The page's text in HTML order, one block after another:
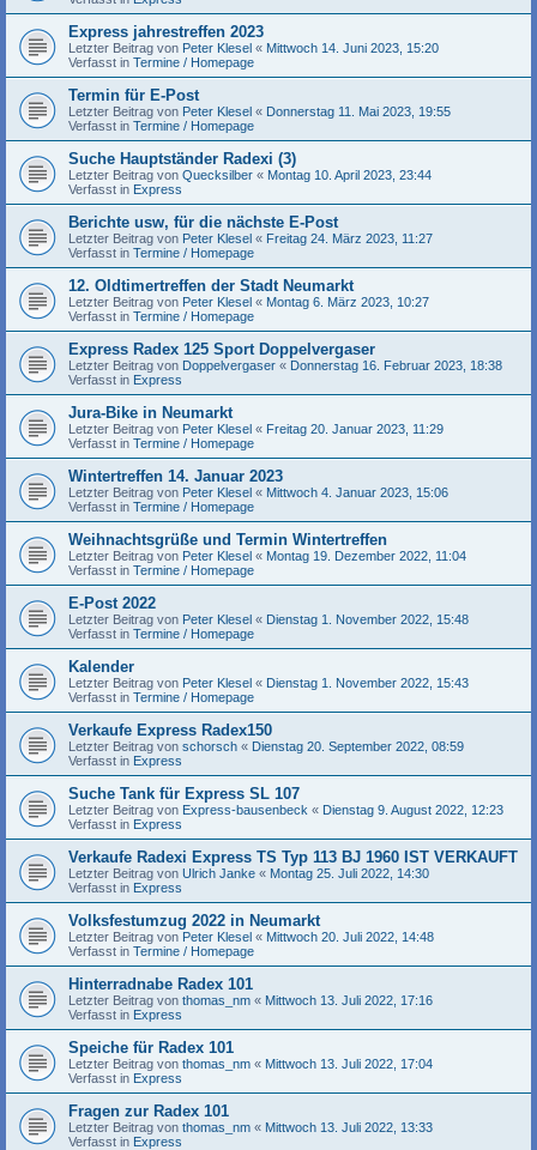
Express jahrestreffen 2023
Letzter Beitrag von Peter Klesel « Mittwoch 14. Juni 2023, 15:20
Verfasst in Termine / Homepage
Termin für E-Post
Letzter Beitrag von Peter Klesel « Donnerstag 11. Mai 2023, 19:55
Verfasst in Termine / Homepage
Suche Hauptständer Radexi (3)
Letzter Beitrag von Quecksilber « Montag 10. April 2023, 23:44
Verfasst in Express
Berichte usw, für die nächste E-Post
Letzter Beitrag von Peter Klesel « Freitag 24. März 2023, 11:27
Verfasst in Termine / Homepage
12. Oldtimertreffen der Stadt Neumarkt
Letzter Beitrag von Peter Klesel « Montag 6. März 2023, 10:27
Verfasst in Termine / Homepage
Express Radex 125 Sport Doppelvergaser
Letzter Beitrag von Doppelvergaser « Donnerstag 16. Februar 2023, 18:38
Verfasst in Express
Jura-Bike in Neumarkt
Letzter Beitrag von Peter Klesel « Freitag 20. Januar 2023, 11:29
Verfasst in Termine / Homepage
Wintertreffen 14. Januar 2023
Letzter Beitrag von Peter Klesel « Mittwoch 4. Januar 2023, 15:06
Verfasst in Termine / Homepage
Weihnachtsgrüße und Termin Wintertreffen
Letzter Beitrag von Peter Klesel « Montag 19. Dezember 2022, 11:04
Verfasst in Termine / Homepage
E-Post 2022
Letzter Beitrag von Peter Klesel « Dienstag 1. November 2022, 15:48
Verfasst in Termine / Homepage
Kalender
Letzter Beitrag von Peter Klesel « Dienstag 1. November 2022, 15:43
Verfasst in Termine / Homepage
Verkaufe Express Radex150
Letzter Beitrag von schorsch « Dienstag 20. September 2022, 08:59
Verfasst in Express
Suche Tank für Express SL 107
Letzter Beitrag von Express-bausenbeck « Dienstag 9. August 2022, 12:23
Verfasst in Express
Verkaufe Radexi Express TS Typ 113 BJ 1960 IST VERKAUFT
Letzter Beitrag von Ulrich Janke « Montag 25. Juli 2022, 14:30
Verfasst in Express
Volksfestumzug 2022 in Neumarkt
Letzter Beitrag von Peter Klesel « Mittwoch 20. Juli 2022, 14:48
Verfasst in Termine / Homepage
Hinterradnabe Radex 101
Letzter Beitrag von thomas_nm « Mittwoch 13. Juli 2022, 17:16
Verfasst in Express
Speiche für Radex 101
Letzter Beitrag von thomas_nm « Mittwoch 13. Juli 2022, 17:04
Verfasst in Express
Fragen zur Radex 101
Letzter Beitrag von thomas_nm « Mittwoch 13. Juli 2022, 13:33
Verfasst in Express